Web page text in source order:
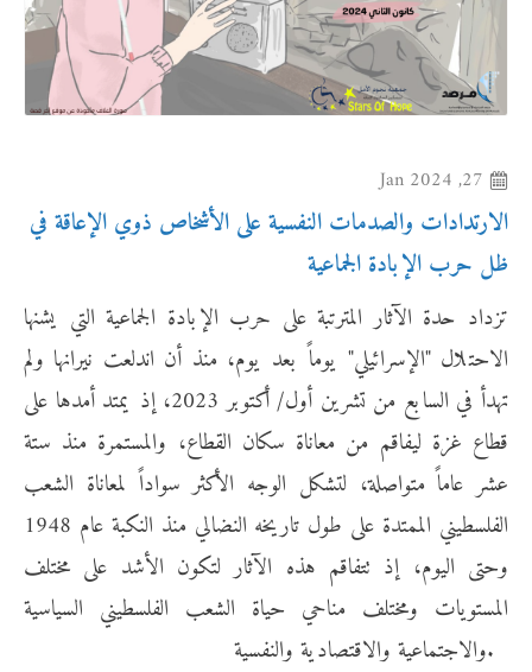
27, Jan 2024
الارتدادات والصدمات النفسية على الأشخاص ذوي الإعاقة في
ظل حرب الإبادة الجماعية
تزداد حدة الآثار المترتبة على حرب الإبادة الجماعية التي يشنها
الاحتلال "الإسرائيلي" يوماً بعد يوم، منذ أن اندلعت نيرانها ولم
تهدأ في السابع من تشرين أول/ أكتوبر 2023، إذ يمتد أمدها على
قطاع غزة ليفاقم من معاناة سكان القطاع، والمستمرة منذ ستة
عشر عاماً متواصلة، لتشكل الوجه الأكثر سواداً لمعاناة الشعب
الفلسطيني الممتدة على طول تاريخه النضالي منذ النكبة عام 1948
وحتى اليوم، إذ تتفاقم هذه الآثار لتكون الأشد على مختلف
المستويات ومختلف مناحي حياة الشعب الفلسطيني السياسية
والاجتماعية والاقتصادية والنفسية.